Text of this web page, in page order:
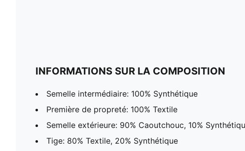
INFORMATIONS SUR LA COMPOSITION
Semelle intermédiaire: 100% Synthétique
Première de propreté: 100% Textile
Semelle extérieure: 90% Caoutchouc, 10%
Tige: 80% Textile, 20% Synthétique